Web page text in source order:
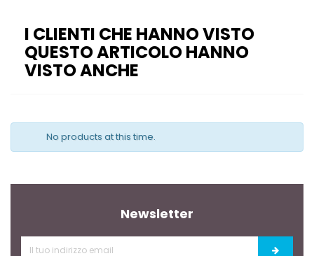
I CLIENTI CHE HANNO VISTO
QUESTO ARTICOLO HANNO
VISTO ANCHE
No products at this time.
Newsletter